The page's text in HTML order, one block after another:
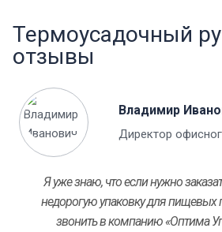
Термоусадочный
отзывы
Владимир
Директор
Я уже знаю, что если нужно
недорогую упаковку для пищевых
звонить в компанию «Оптима